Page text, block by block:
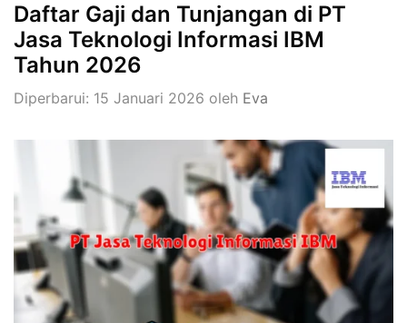
Daftar Gaji dan Tunjangan di PT
Jasa Teknologi Informasi IBM
Tahun 2026
Diperbarui: 15 Januari 2026 oleh Eva